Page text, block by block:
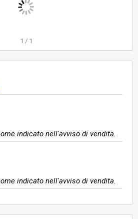
coperta
1 / 1
indicato nell'avviso di vendita.
indicato nell'avviso di vendita.